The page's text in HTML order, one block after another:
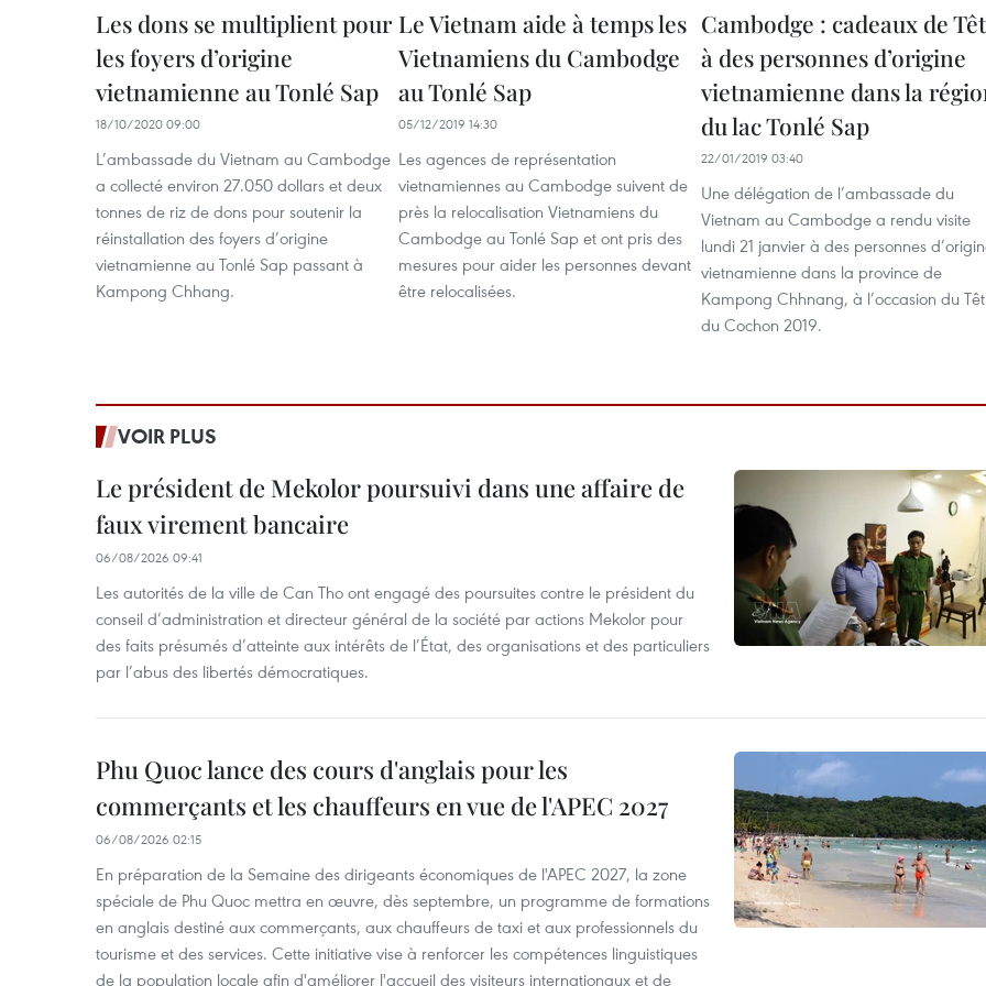
Les dons se multiplient pour
les foyers d’origine
vietnamienne au Tonlé Sap
18/10/2020 09:00
L’ambassade du Vietnam au Cambodge
a collecté environ 27.050 dollars et deux
tonnes de riz de dons pour soutenir la
réinstallation des foyers d’origine
vietnamienne au Tonlé Sap passant à
Kampong Chhang.
Le Vietnam aide à temps les
Vietnamiens du Cambodge
au Tonlé Sap
05/12/2019 14:30
Les agences de représentation
vietnamiennes au Cambodge suivent de
près la relocalisation Vietnamiens du
Cambodge au Tonlé Sap et ont pris des
mesures pour aider les personnes devant
être relocalisées.
Cambodge : cadeaux de Têt
à des personnes d’origine
vietnamienne dans la
du lac Tonlé Sap
22/01/2019 03:40
Une délégation de l’ambassade du
Vietnam au Cambodge a rendu visite
lundi 21 janvier à des personnes
vietnamienne dans la province de
Kampong Chhnang, à l’occasion du Têt
du Cochon 2019.
VOIR PLUS
Le président de Mekolor poursuivi dans une affaire de
faux virement bancaire
06/08/2026 09:41
Les autorités de la ville de Can Tho ont engagé des poursuites contre le président du
conseil d’administration et directeur général de la société par actions Mekolor pour
des faits présumés d’atteinte aux intérêts de l’État, des organisations et des particuliers
par l’abus des libertés démocratiques.
Phu Quoc lance des cours d'anglais pour les
commerçants et les chauffeurs en vue de l'APEC 2027
06/08/2026 02:15
En préparation de la Semaine des dirigeants économiques de l'APEC 2027, la zone
spéciale de Phu Quoc mettra en œuvre, dès septembre, un programme de formations
en anglais destiné aux commerçants, aux chauffeurs de taxi et aux professionnels du
tourisme et des services. Cette initiative vise à renforcer les compétences linguistiques
de la population locale afin d'améliorer l'accueil des visiteurs internationaux et de